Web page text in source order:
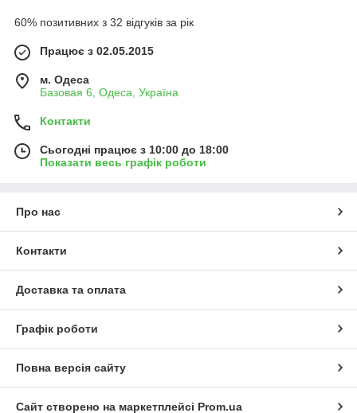
60% позитивних з 32 відгуків за рік
Працює з 02.05.2015
м. Одеса
Базовая 6, Одеса, Україна
Контакти
Сьогодні працює з 10:00 до 18:00
Показати весь графік роботи
Про нас
Контакти
Доставка та оплата
Графік роботи
Повна версія сайту
Сайт створено на маркетплейсі Prom.ua